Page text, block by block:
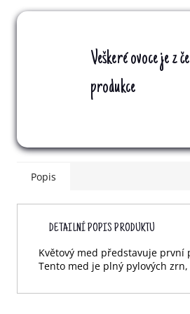
Veškeré ovoce je z
produkce
Popis
DETAILNÍ POPIS PRODUKTU
Květový med představuje první
Tento med je plný pylových